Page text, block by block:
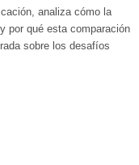
analiza cómo la
por qué esta comparación
sobre los desafíos